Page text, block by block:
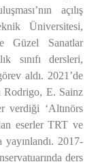
açılış
Üniversitesi,
Güzel Sanatlar
sınıfı dersleri,
aldı. 2021’de
Rodrigo, E. Sainz
verdiği ‘Altınörs
eserler TRT ve
2017-
ders